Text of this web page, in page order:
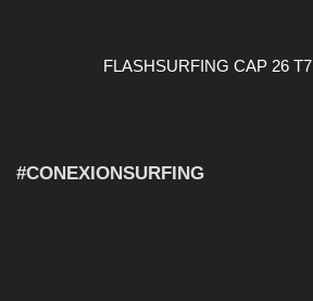
FLASHSURFING CAP 26 T7
#CONEXIONSURFING